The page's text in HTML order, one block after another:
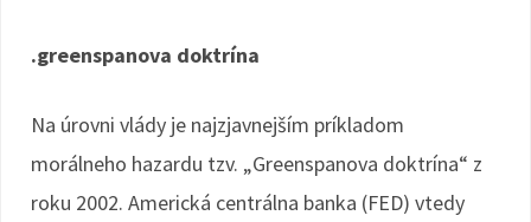
.greenspanova doktrína
Na úrovni vlády je najzjavnejším príkladom
morálneho hazardu tzv. „Greenspanova doktrína“ z
roku 2002. Americká centrálna banka (FED) vtedy